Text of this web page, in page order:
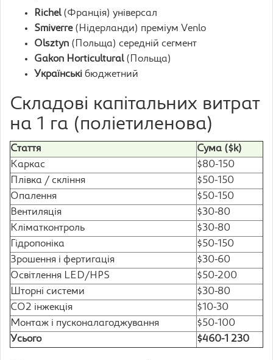
Richel(Франція) універсал
Smiverre(Нідерланди) преміум Venlo
Olsztyn (Польща) середній сегмент
Gakon Horticultural(Польща)
Українські бюджетний
Складові капітальних витрат
на 1 га (поліетиленова)
Стаття
Сума ($k)
Каркас
$80-150
Плівка / скління
$50-150
Опалення
$50-150
Вентиляція
$30-80
Кліматконтроль
$30-80
Гідропоніка
$50-150
Зрошення і фертигація
$30-60
Освітлення LED/HPS
$50-200
Шторні системи
$30-80
CO2 інжекція
$10-30
Монтаж і пусконалагоджування
$50-100
Усього
$460-1 230